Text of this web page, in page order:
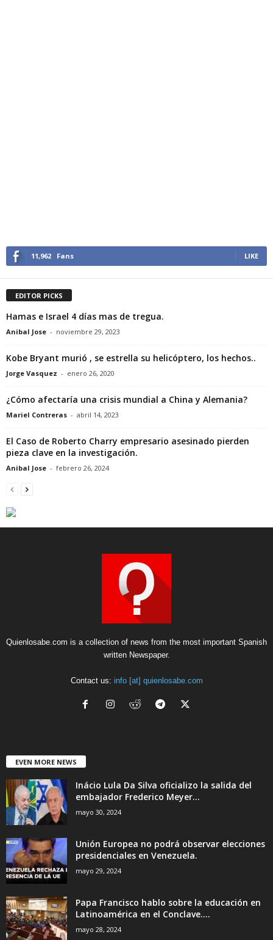
11,962 Fans LIKE
EDITOR PICKS
Hamas e Israel 4 días mas de tregua.
Anibal Jose - noviembre 29, 2023
Kobe Bryant murió , se estrella su helicóptero, los hechos..
Jorge Vasquez - enero 26, 2020
¿Cómo afectaría una crisis mundial a China y Alemania?
Mariel Contreras - abril 14, 2023
El Caso de Roberto Charry empresario asesinado pierden
pieza clave en la investigación.
Anibal Jose - febrero 26, 2024
Quienlosabe.com is a collection of news from the most important Spanish
written Newspaper.
Contact us: info [at] quienlosabe.com
EVEN MORE NEWS
Inácio Lula Da Silva oficializo la salida del
embajador Frederico Meyer...
mayo 30, 2024
Unión Europea no podrá observar elecciones
presidenciales en Venezuela.
mayo 29, 2024
Papa Francisco hablo sobre la educación en
Latinoamérica en el Conclave....
mayo 28, 2024